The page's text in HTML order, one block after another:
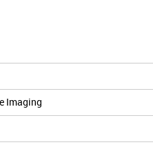
Imaging